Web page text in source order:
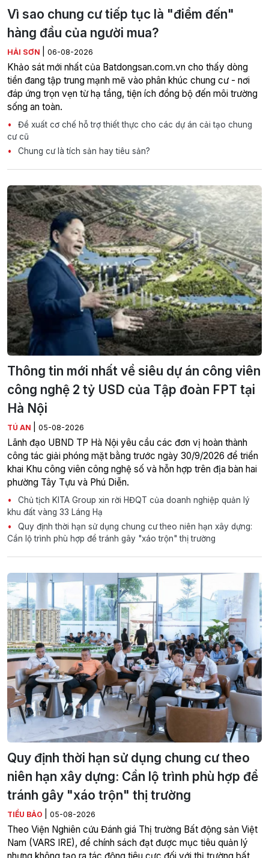
Vì sao chung cư tiếp tục là "điểm đến"
hàng đầu của người mua?
HẢI SƠN 06-08-2026
Khảo sát mới nhất của Batdongsan.com.vn cho thấy dòng
tiền đang tập trung mạnh mẽ vào phân khúc chung cư - nơi
đáp ứng trọn vẹn từ hạ tầng, tiện ích đồng bộ đến môi trường
sống an toàn.
Đề xuất cơ chế hỗ trợ thiết thực cho các dự án cải tạo chung
cư cũ
Chung cư là tích sản hay tiêu sản?
Thông tin mới nhất về siêu dự án công viên
công nghệ 2 tỷ USD của Tập đoàn FPT tại
Hà Nội
TÚ AN 05-08-2026
Lãnh đạo UBND TP Hà Nội yêu cầu các đơn vị hoàn thành
công tác giải phóng mặt bằng trước ngày 30/9/2026 để triển
khai Khu công viên công nghệ số và hỗn hợp trên địa bàn hai
phường Tây Tựu và Phú Diễn.
Chủ tịch KITA Group xin rời HĐQT của doanh nghiệp quản lý
khu đất vàng 33 Láng Hạ
Quy định thời hạn sử dụng chung cư theo niên hạn xây dựng:
Cần lộ trình phù hợp để tránh gây "xáo trộn" thị trường
Quy định thời hạn sử dụng chung cư theo
niên hạn xây dựng: Cần lộ trình phù hợp để
tránh gây "xáo trộn" thị trường
TIỂU BẢO 05-08-2026
Theo Viện Nghiên cứu Đánh giá Thị trường Bất động sản Việt
Nam (VARS IRE), để chính sách đạt được mục tiêu quản lý